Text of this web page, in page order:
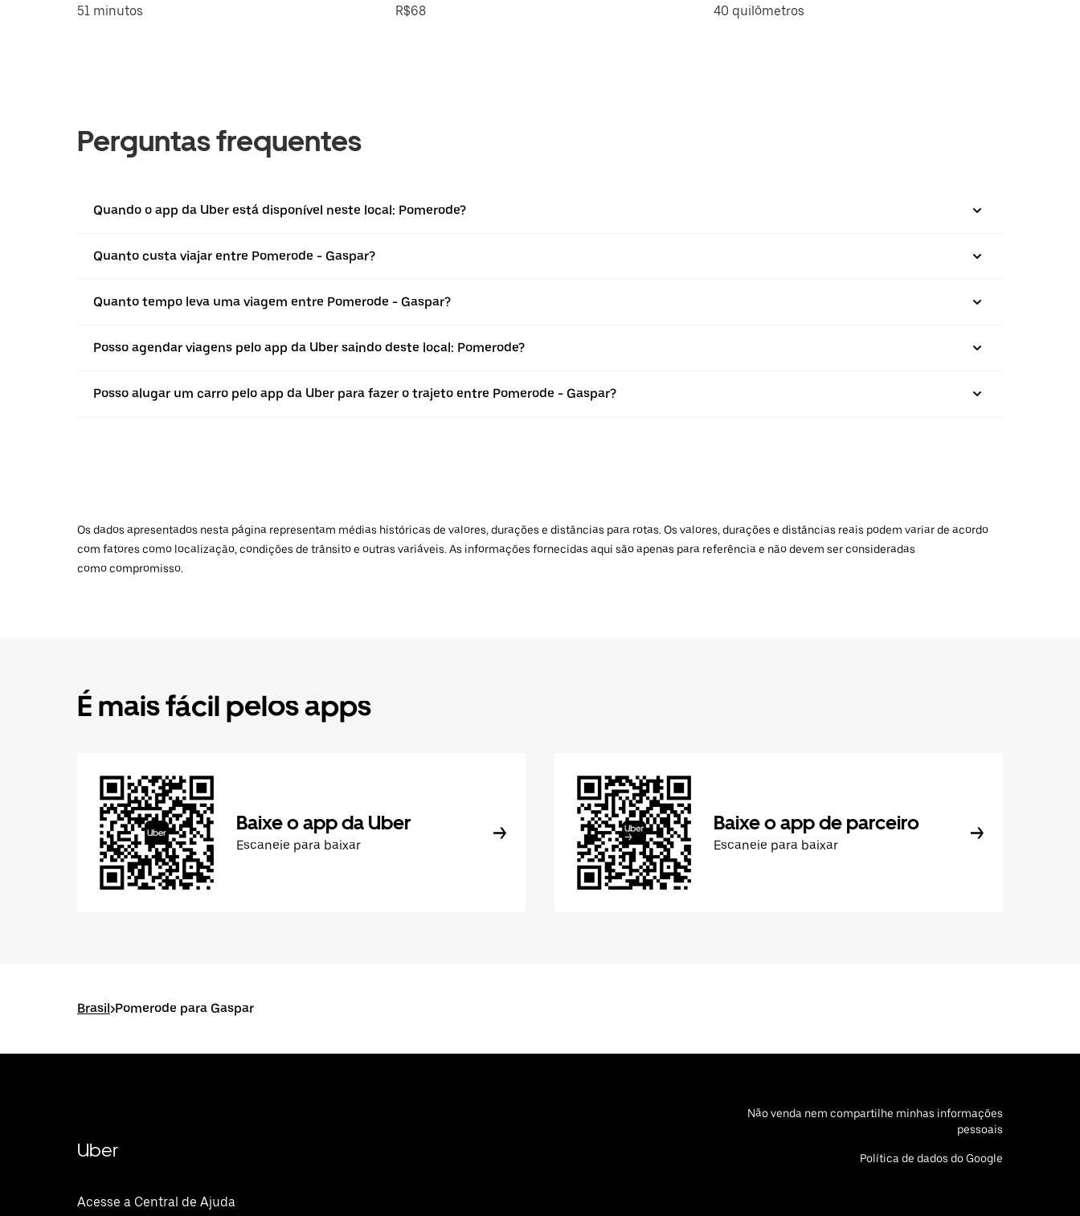
51 minutos R$68 40 quilômetros
Perguntas frequentes
Quando o app da Uber está disponível neste local: Pomerode?
Quanto custa viajar entre Pomerode - Gaspar?
Quanto tempo leva uma viagem entre Pomerode - Gaspar?
Posso agendar viagens pelo app da Uber saindo deste local: Pomerode?
Posso alugar um carro pelo app da Uber para fazer o trajeto entre Pomerode - Gaspar?
Os dados apresentados nesta página representam médias históricas de valores, durações e distâncias para rotas. Os valores, durações e distâncias reais podem variar de acordo
com fatores como localização, condições de trânsito e outras variáveis. As informações fornecidas aqui são apenas para referência e não devem ser consideradas
como compromisso.
É mais fácil pelos apps
Baixe o app da Uber
Escaneie para baixar
Baixe o app de parceiro
Escaneie para baixar
Brasil>Pomerode para Gaspar
Uber
Acesse a Central de Ajuda
Não venda nem compartilhe minhas informações
pessoais
Política de dados do Google